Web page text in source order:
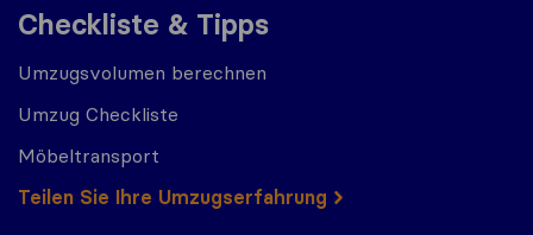
Checkliste & Tipps
Umzugsvolumen berechnen
Umzug Checkliste
Möbeltransport
Teilen Sie Ihre Umzugserfahrung